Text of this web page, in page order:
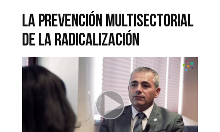
LA PREVENCIÓN MULTISECTORIAL
DE LA RADICALIZACIÓN